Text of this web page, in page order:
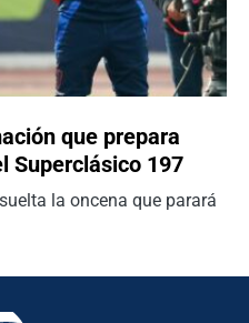
que prepara
Superclásico 197
la oncena que parará